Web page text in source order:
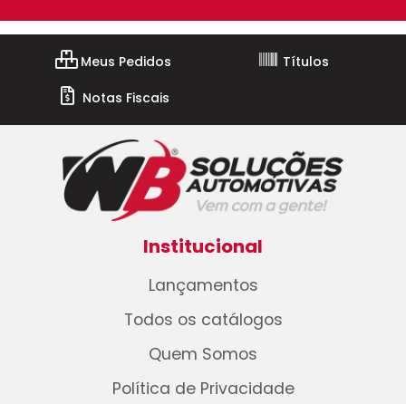
Meus Pedidos
Títulos
Notas Fiscais
Institucional
Lançamentos
Todos os catálogos
Quem Somos
Política de Privacidade